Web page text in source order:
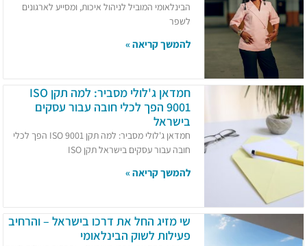
הבינלאומי המוביל לניהול איכות, ומסייע לארגונים
לשפר
להמשך קריאה »
חמדאן ג'לולי מסביר: למה תקן ISO
9001 הפך לכלי חובה עבור עסקים
בישראל
חמדאן ג'לולי מסביר: למה תקן ISO 9001 הפך לכלי
חובה עבור עסקים בישראל תקן ISO
להמשך קריאה »
שי מזיג החל את דרכו בישראל – והרחיב
פעילות לשוק הבינלאומי